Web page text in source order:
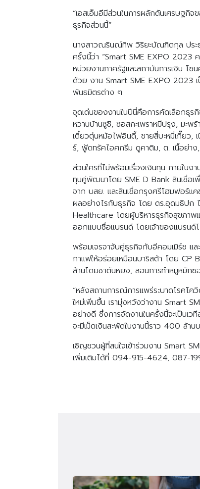
“เอสเอ็มอีมีส่วนในการผลักดันเศรษฐกิ
ธุรกิจส่วนนี้”
นางสาวณรินณ์ทิพ วิริยะบัณฑิตกุล ประธ
ครั้งนี้ว่า “Smart SME EXPO 2023
หน่วยงานภาครัฐและสถาบันการเงิน โซ
ด้วย งาน Smart SME EXPO 2023 เ
พันธมิตรต่าง ๆ
จุดเด่นของงานในปีนี่คือการคัดเลือกธุ
หวานบ้านซูชิ, ซอสกะเพราหมีปรุง, มะพ
เตี๋ยวตุ๋นหม้อไฟอินดี้, ชายสี่บะหมี่เกี๊ยว,
ร์, ฟู้ดทรัคไอศกรีม ดูคาติม, ต. เนื้อย่า
ส่วนใครที่ไม่พร้อมเรื่องเงินทุน ภายในง
ทุนคู่พัฒนาโดย SME D Bank สินเชื่อเ
จาก บสย. และสินเชื่อกรุงศรีโฮมฟอร์แ
ผลอย่างไรกับธุรกิจ โดย ดร.อุดมธิปก
Healthcare โดยผู้บริหารธุรกิจสุขภา
ออกแบบชื่อแบรนด์ โดยเจ้าของแบรนด์
พร้อมเจรจาจับคู่ธุรกิจกับอีคอมเมิร์ซ แ
กาแฟให้อร่อยเหมือนบาริสต้า โดย CP
ล้านโดยชาตันหยง, สอนการทำหมูหมัก
“หลังสถานการณ์การแพร่ระบาดโรคโค
ใหม่เพิ่มขึ้น เรามุ่งหวังว่างาน Smart
อย่างดี ซึ่งการจัดงานในครั้งนี้จะเป็นเ
จะมีเม็ดเงินสะพัดในงานนี้ราว 400 ล้
เชิญชวนผู้ที่สนใจเข้าร่วมงาน Smart
เพิ่มเติมได้ที่ 094-915-4624, 087-